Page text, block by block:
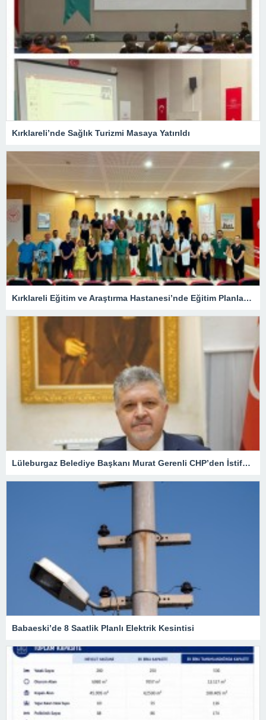
Kırklareli’nde Sağlık Turizmi Masaya Yatırıldı
Kırklareli Eğitim ve Araştırma Hastanesi’nde Eğitim Planlaması Masaya Yatırıldı
Lüleburgaz Belediye Başkanı Murat Gerenli CHP’den İstifa Etti
Babaeski’de 8 Saatlik Planlı Elektrik Kesintisi